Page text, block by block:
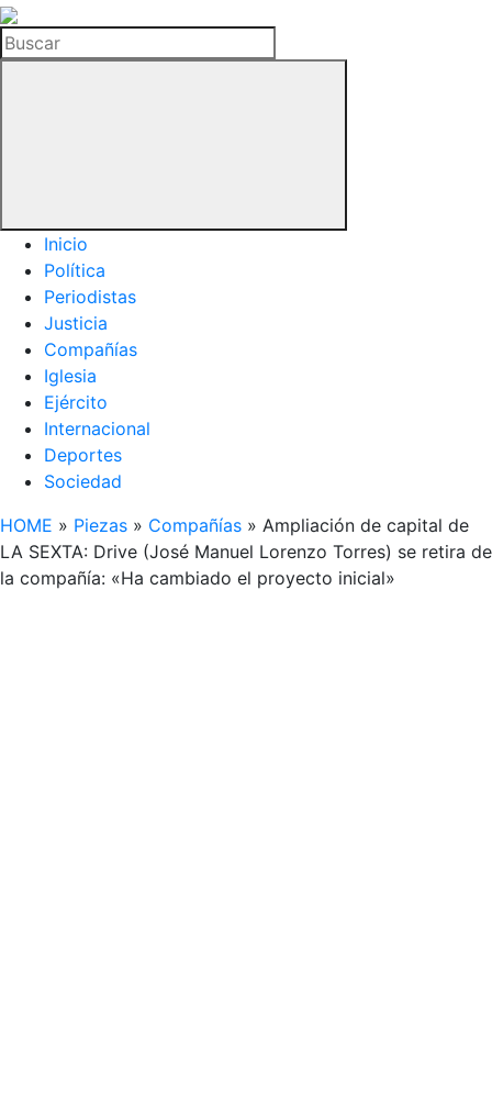
La
Hemeroteca
del
Buscar
Inicio
Política
Periodistas
Justicia
Compañías
Iglesia
Ejército
Internacional
Deportes
Sociedad
HOME » Piezas » Compañías » Ampliación de capital de
LA SEXTA: Drive (José Manuel Lorenzo Torres) se retira de
la compañía: «Ha cambiado el proyecto inicial»